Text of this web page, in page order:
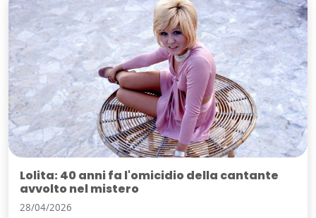
Lolita: 40 anni fa l'omicidio della cantante
avvolto nel mistero
28/04/2026